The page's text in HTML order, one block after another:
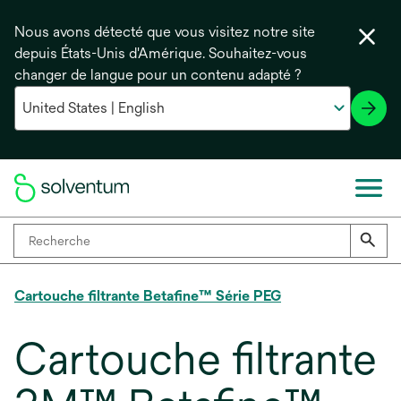
Nous avons détecté que vous visitez notre site
depuis États-Unis d'Amérique. Souhaitez-vous
changer de langue pour un contenu adapté ?
Cartouche filtrante Betafine™ Série PEG
Cartouche filtrante